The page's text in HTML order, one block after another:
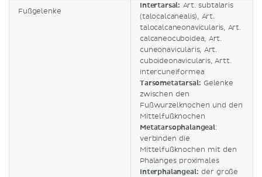
Fußgelenke
Intertarsal: Art. subtalaris
(talocalcanealis), Art.
talocalcaneonavicularis, Art.
calcaneocuboidea, Art.
cuneonavicularis, Art.
cuboideonavicularis, Artt.
intercuneiformea
Tarsometatarsal: Gelenke
zwischen den
Fußwurzelknochen und den
Mittelfußknochen
Metatarsophalangeal:
verbinden die
Mittelfußknochen mit den
Phalanges proximales
Interphalangeal: der große